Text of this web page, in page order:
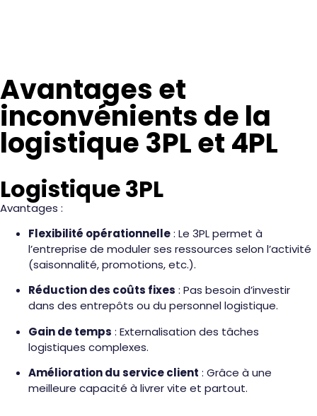
Avantages et
inconvénients de la
logistique 3PL et 4PL
Logistique 3PL
Avantages :
Flexibilité opérationnelle: Le 3PL permet à
l’entreprise de moduler ses ressources selon l’activité
(saisonnalité, promotions, etc.).
Réduction des coûts fixes : Pas besoin d’investir
dans des entrepôts ou du personnel logistique.
Gain de temps : Externalisation des tâches
logistiques complexes.
Amélioration du service client : Grâce à une
meilleure capacité à livrer vite et partout.